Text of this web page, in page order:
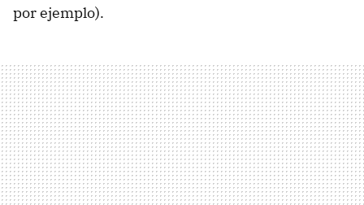
por ejemplo).